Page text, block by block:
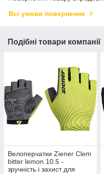
Всі умови повернення
Подібні товари компанії
Велоперчатки Ziener Clem
bitter lemon 10.5 -
зручність і захист для